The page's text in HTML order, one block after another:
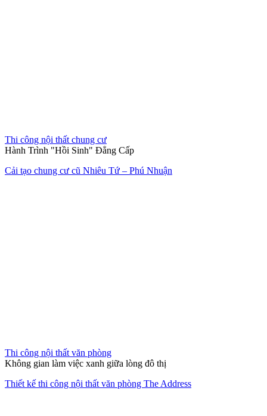
Thi công nội thất chung cư
Hành Trình "Hồi Sinh" Đẳng Cấp
Cải tạo chung cư cũ Nhiêu Tứ – Phú Nhuận
Thi công nội thất văn phòng
Không gian làm việc xanh giữa lòng đô thị
Thiết kế thi công nội thất văn phòng The Address